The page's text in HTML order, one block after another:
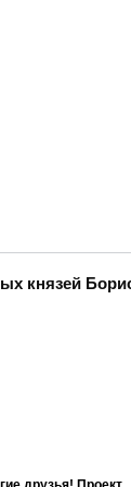
князей